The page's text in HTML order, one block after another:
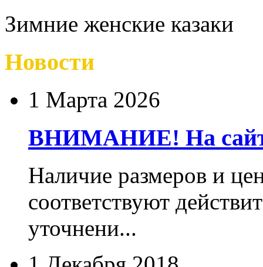
Зимние женские казаки
Новости
1 Марта 2026
ВНИМАНИЕ! На сайте
Наличие размеров и
соответствуют
уточнени...